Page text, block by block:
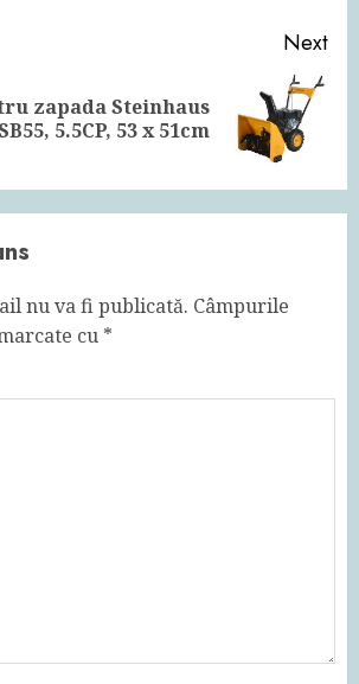
Next
zapada Steinhaus
5.5CP, 53 x 51cm
nu va fi publicată. Câmpurile
cu *